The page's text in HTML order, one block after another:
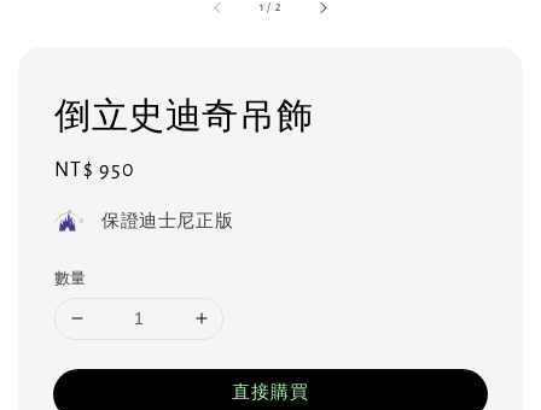
1 / 2
倒立史迪奇吊飾
Regular
NT$ 950
保證迪士尼正版
數量
直接購買